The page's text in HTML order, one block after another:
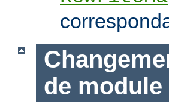
de module